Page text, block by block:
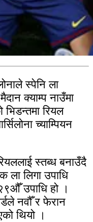
स्पेनि ला
क्याम्प नाउँमा
रियल
च्याम्पियन
स्तब्ध बनाउँदै
ला लिगा उपाधि
उपाधि हो ।
नवौँ र फेरान
थियो ।